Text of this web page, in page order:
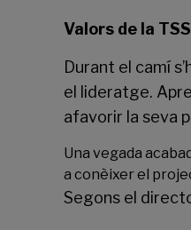
Valors de la TSS
Durant el camí
el lideratge.
afavorir la seva
Una vegada
a conèixer el
Segons el